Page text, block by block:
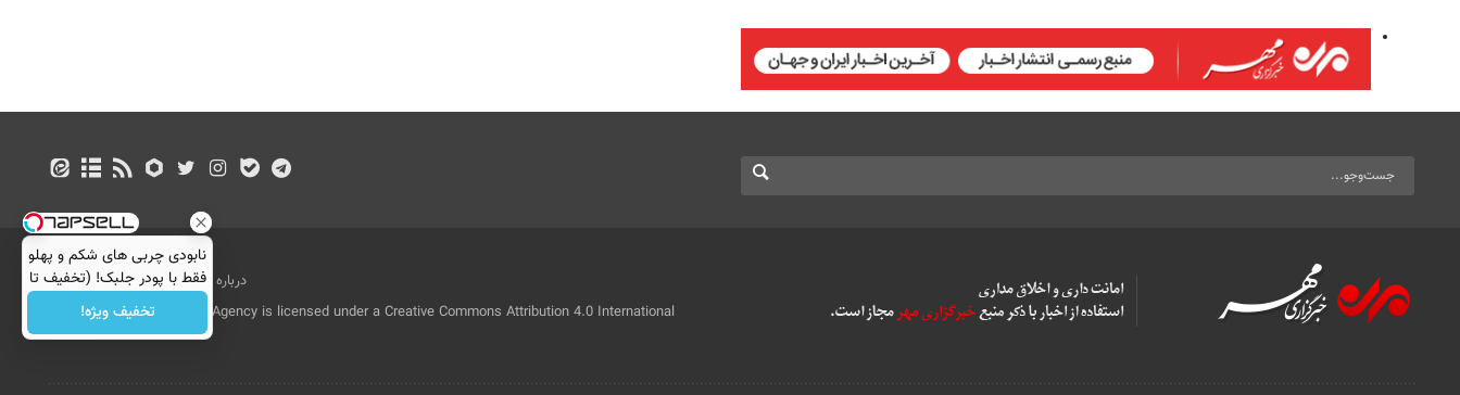
درباره ما تماس با ما
بازرگانی
All Content by Mehr News Agency is licensed under a Creative Commons Attribution 4.0 International
License.
نابودی چربی های شکم و پهلو
فقط با پودر جلبک! (تخفیف تا
امشب)
تخفیف ویژه!